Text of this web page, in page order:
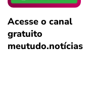
Acesse o canal
gratuito
meutudo.notícias